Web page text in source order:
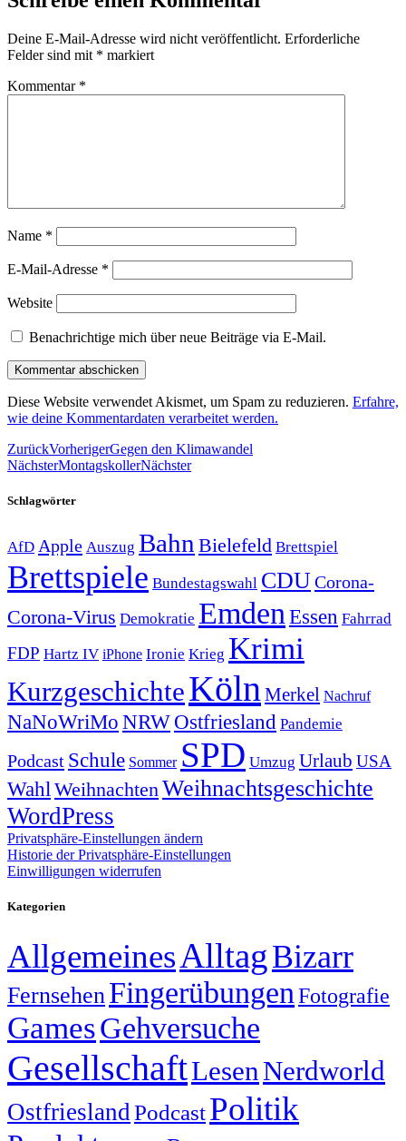
Deine E-Mail-Adresse wird nicht veröffentlicht. Erforderliche
Felder sind mit * markiert
Kommentar *
Name *
E-Mail-Adresse *
Website
Benachrichtige mich über neue Beiträge via E-Mail.
Diese Website verwendet Akismet, um Spam zu reduzieren. Erfahre,
wie deine Kommentardaten verarbeitet werden.
ZurückVorherigerGegen den Klimawandel
NächsterMontagskollerNächster
Schlagwörter
AfD Apple Auszug Bahn Bielefeld Brettspiel
Brettspiele Bundestagswahl CDUCorona-
Corona-Virus Demokratie Emden Essen Fahrrad
FDP Hartz IV iPhone Ironie Krieg Krimi
KurzgeschichteKölnMerkel Nachruf
NaNoWriMo NRWOstfriesland Pandemie
Podcast Schule Sommer SPD Umzug Urlaub USA
WahlWeihnachtenWeihnachtsgeschichte
WordPress
Privatsphäre-Einstellungen ändern
Historie der Privatsphäre-Einstellungen
Einwilligungen widerrufen
Kategorien
AllgemeinesAlltagBizarr
Fernsehen Fingerübungen Fotografie
GamesGehversuche
GesellschaftLesen Nerdworld
Ostfriesland PodcastPolitik